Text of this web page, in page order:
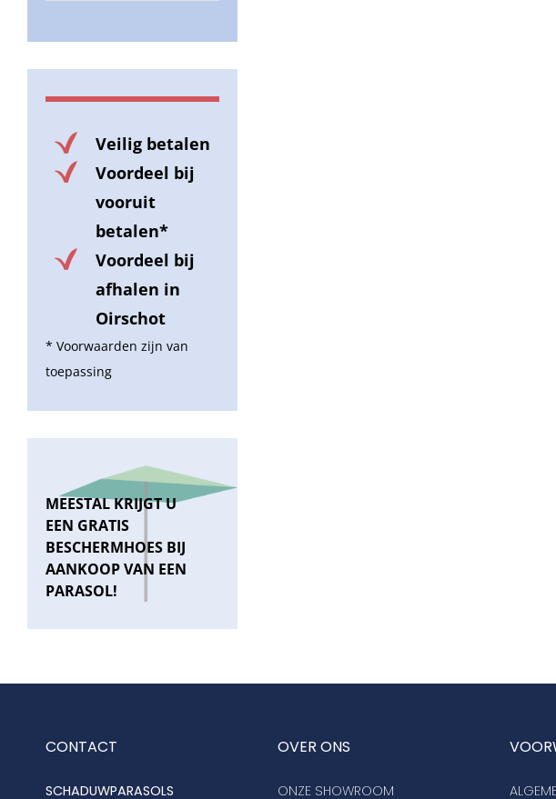
Veilig betalen
Voordeel bij
vooruit
betalen*
Voordeel bij
afhalen in
Oirschot
* Voorwaarden zijn van
toepassing
MEESTAL KRIJGT U
EEN GRATIS
BESCHERMHOES BIJ
AANKOOP VAN EEN
PARASOL!
CONTACT
SCHADUWPARASOLS
OVER ONS
ONZE SHOWROOM